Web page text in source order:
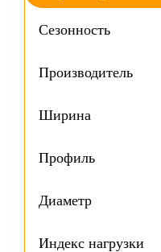
Сезонность
Производитель
Ширина
Профиль
Диаметр
Индекс нагрузки